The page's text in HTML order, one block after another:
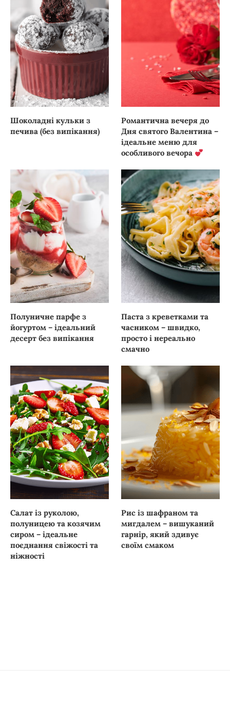
Шоколадні кульки з
печива (без випікання)
Романтична вечеря до
Дня святого Валентина –
ідеальне меню для
особливого вечора
Полуничне парфе з
йогуртом – ідеальний
десерт без випікання
Паста з креветками та
часником – швидко,
просто і нереально
смачно
Салат із руколою,
полуницею та козячим
сиром – ідеальне
поєднання свіжості та
ніжності
Рис із шафраном та
мигдалем – вишуканий
гарнір, який здивує
своїм смаком